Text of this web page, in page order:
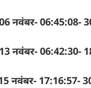
नवंबर- 06:45:08-
नवंबर- 06:42:30-
नवंबर- 17:16:57-